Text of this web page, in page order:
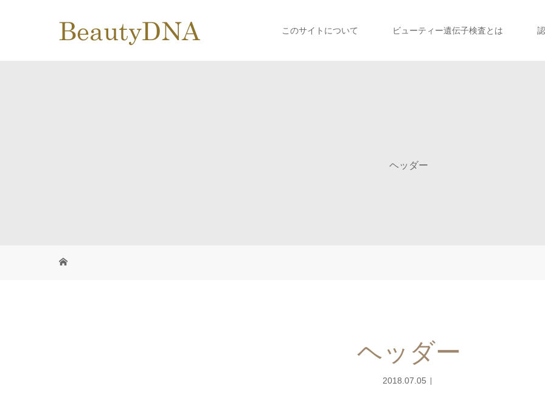
このサイトについて ビューティー遺伝子検査とは
ヘッダー
ヘッダー
2018.07.05